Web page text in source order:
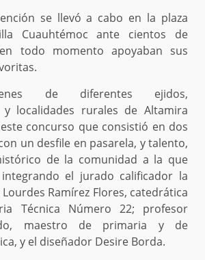
se llevó a cabo en la plaza
Cuauhtémoc ante cientos de
todo momento apoyaban sus
de diferentes ejidos,
y localidades rurales de Altamira
concurso que consistió en dos
un desfile en pasarela, y talento,
de la comunidad a la que
el jurado calificador la
Ramírez Flores, catedrática
Técnica Número 22; profesor
maestro de primaria y de
y el diseñador Desire Borda.